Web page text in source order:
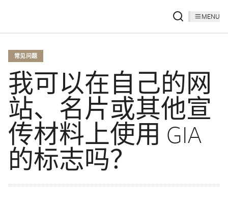
MENU
常见问题
我可以在自己的网
站、名片或其他宣
传材料上使用 GIA
的标志吗？